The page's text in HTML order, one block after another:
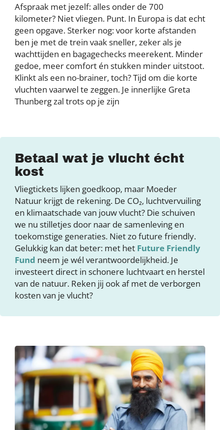
Afspraak met jezelf: alles onder de 700
kilometer? Niet vliegen. Punt. In Europa is dat echt
geen opgave. Sterker nog: voor korte afstanden
ben je met de trein vaak sneller, zeker als je
wachttijden en bagagechecks meerekent. Minder
gedoe, meer comfort én stukken minder uitstoot.
Klinkt als een no-brainer, toch? Tijd om die korte
vluchten vaarwel te zeggen. Je innerlijke Greta
Thunberg zal trots op je zijn
Betaal wat je vlucht écht
kost
Vliegtickets lijken goedkoop, maar Moeder
Natuur krijgt de rekening. De CO₂, luchtvervuiling
en klimaatschade van jouw vlucht? Die schuiven
we nu stilletjes door naar de samenleving en
toekomstige generaties. Niet zo future friendly.
Gelukkig kan dat beter: met het Future Friendly
Fund neem je wél verantwoordelijkheid. Je
investeert direct in schonere luchtvaart en herstel
van de natuur. Reken jij ook af met de verborgen
kosten van je vlucht?